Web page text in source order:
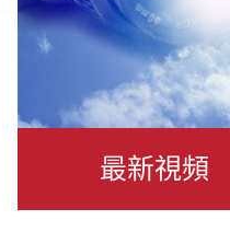
最新視頻